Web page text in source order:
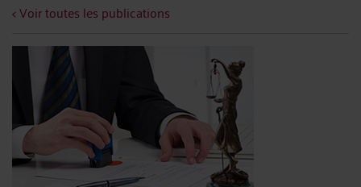
< Voir toutes les publications